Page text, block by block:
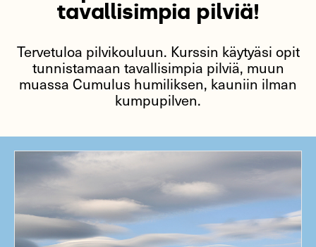
tavallisimpia pilviä!
Tervetuloa pilvikouluun. Kurssin käytyäsi opit
tunnistamaan tavallisimpia pilviä, muun
muassa Cumulus humiliksen, kauniin ilman
kumpupilven.